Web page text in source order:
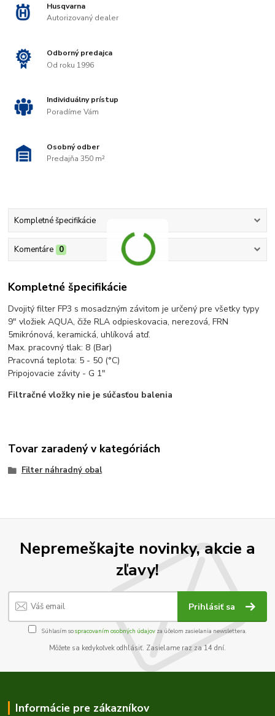
Husqvarna
Autorizovaný dealer
Odborný predajca
Od roku 1996
Individuálny prístup
Poradíme Vám
Osobný odber
Predajňa 350 m²
Kompletné špecifikácie
Komentáre 0
Kompletné špecifikácie
Dvojitý filter FP3 s mosadzným závitom je určený pre všetky typy
9" vložiek AQUA, čiže RLA odpieskovacia, nerezová, FRN
5mikrónová, keramická, uhlíková atď.
Max. pracovný tlak: 8 (Bar)
Pracovná teplota: 5 - 50 (°C)
Pripojovacie závity - G 1"
Filtračné vložky nie je súčasťou balenia
Tovar zaradený v kategóriách
Filter náhradný obal
Nepremeškajte novinky, akcie a
zľavy!
Prihlásiť sa
Súhlasím sospracovaním osobných údajov za účelom zasielania newslettera.
Môžete sa kedykoľvek odhlásiť. Zasielame raz za 14 dní.
Informácie pre zákazníkov